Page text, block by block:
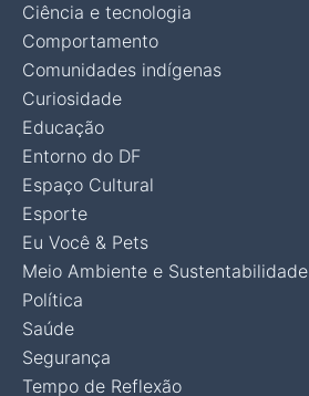
Ciência e tecnologia
Comportamento
Comunidades indígenas
Curiosidade
Educação
Entorno do DF
Espaço Cultural
Esporte
Eu Você & Pets
Meio Ambiente e Sustentabilidade
Política
Saúde
Segurança
Tempo de Reflexão